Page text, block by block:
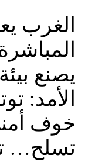
الغرب
يصنع
الأمد:
خوف
تسلح…